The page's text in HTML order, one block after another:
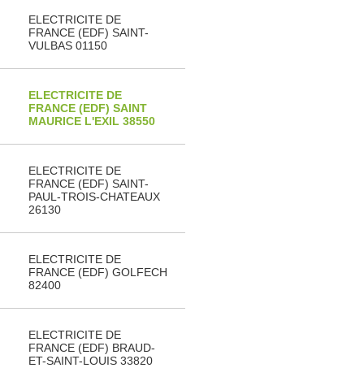
ELECTRICITE DE
FRANCE (EDF) SAINT-
VULBAS 01150
ELECTRICITE DE
FRANCE (EDF) SAINT
MAURICE L'EXIL 38550
ELECTRICITE DE
FRANCE (EDF) SAINT-
PAUL-TROIS-CHATEAUX
26130
ELECTRICITE DE
FRANCE (EDF) GOLFECH
82400
ELECTRICITE DE
FRANCE (EDF) BRAUD-
ET-SAINT-LOUIS 33820